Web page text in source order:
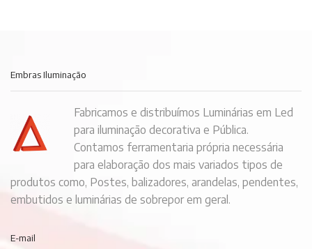
Embras Iluminação
Fabricamos e distribuímos Luminárias em Led
para iluminação decorativa e Pública.
Contamos ferramentaria própria necessária
para elaboração dos mais variados tipos de
produtos como, Postes, balizadores, arandelas, pendentes,
embutidos e luminárias de sobrepor em geral.
E-mail